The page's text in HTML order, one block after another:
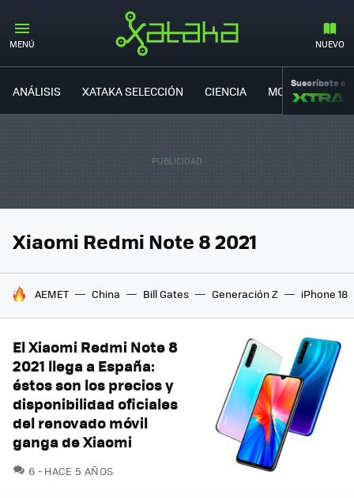
MENÚ NUEVO
ANÁLISIS XATAKA SELECCIÓN CIENCIA MOVILIDAD
Suscríbete a
Xiaomi Redmi Note 8 2021
HOY SE HABLA DE
AEMET China Bill Gates Generación Z iPhone 18
El Xiaomi Redmi Note 8
2021 llega a España:
éstos son los precios y
disponibilidad oficiales
del renovado móvil
ganga de Xiaomi
6 COMENTARIOS
HACE 5 AÑOS